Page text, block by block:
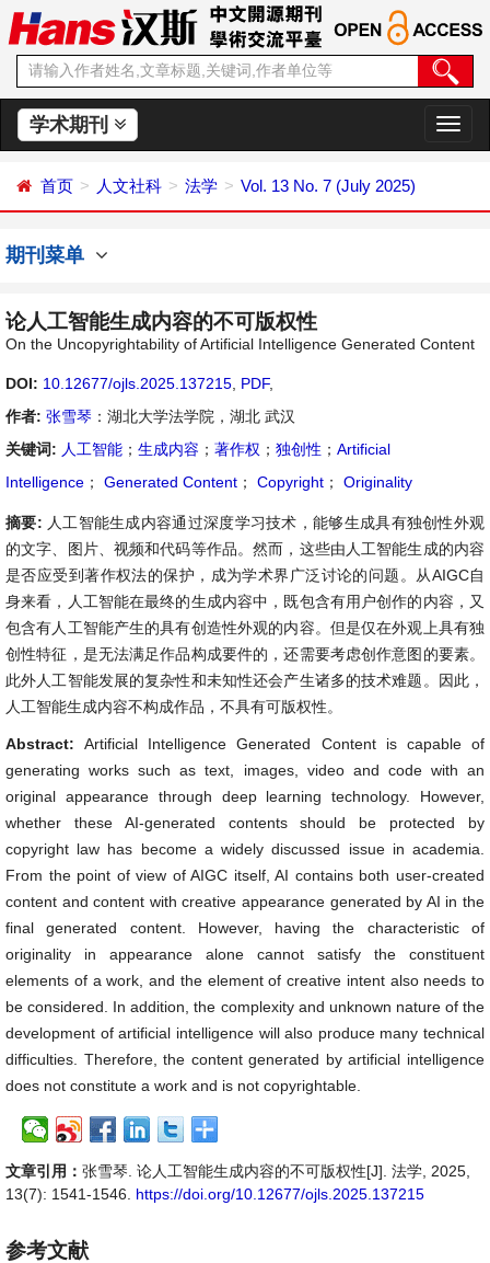
学术期刊
切
换
首页 人文社科 法学 Vol. 13 No. 7 (July 2025)
期刊菜单
论人工智能生成内容的不可版权性
On the Uncopyrightability of Artificial Intelligence Generated Content
DOI: 10.12677/ojls.2025.137215 PDF,
作者: 张雪琴 ：湖北大学法学院，湖北 武汉
关键词: 人工智能 ； 生成内容 ； 著作权 ； 独创性 ； Artificial
Intelligence ； Generated Content ； Copyright ； Originality
摘要: 人工智能生成内容通过深度学习技术，能够生成具有独创性外观
的文字、图片、视频和代码等作品。然而，这些由人工智能生成的内容
是否应受到著作权法的保护，成为学术界广泛讨论的问题。从AIGC自
身来看，人工智能在最终的生成内容中，既包含有用户创作的内容，又
包含有人工智能产生的具有创造性外观的内容。但是仅在外观上具有独
创性特征，是无法满足作品构成要件的，还需要考虑创作意图的要素。
此外人工智能发展的复杂性和未知性还会产生诸多的技术难题。因此，
人工智能生成内容不构成作品，不具有可版权性。
Abstract:Artificial Intelligence Generated Content is capable of
generating works such as text, images, video and code with an
original appearance through deep learning technology. However,
whether these AI-generated contents should be protected by
copyright law has become a widely discussed issue in academia.
From the point of view of AIGC itself, AI contains both user-created
content and content with creative appearance generated by AI in the
final generated content. However, having the characteristic of
originality in appearance alone cannot satisfy the constituent
elements of a work, and the element of creative intent also needs to
be considered. In addition, the complexity and unknown nature of the
development of artificial intelligence will also produce many technical
difficulties. Therefore, the content generated by artificial intelligence
does not constitute a work and is not copyrightable.
文章引用： 张雪琴. 论人工智能生成内容的不可版权性[J]. 法学, 2025,
13(7): 1541-1546. https://doi.org/10.12677/ojls.2025.137215
参考文献